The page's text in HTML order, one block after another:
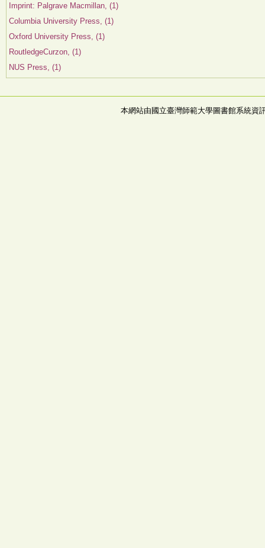
Imprint: Palgrave Macmillan, (1)
Columbia University Press, (1)
Oxford University Press, (1)
RoutledgeCurzon, (1)
NUS Press, (1)
本網站由國立臺灣師範大學圖書館系統資